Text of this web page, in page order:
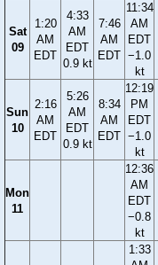
Sat
09
1:20
AM
EDT
4:33
AM
EDT
0.9 kt
7:46
AM
EDT
11:34
AM
EDT
−1.0
kt
Sun
10
2:16
AM
EDT
5:26
AM
EDT
0.9 kt
8:34
AM
EDT
12:19
PM
EDT
−1.0
kt
Mon
11
12:36
AM
EDT
−0.8
kt
1:33